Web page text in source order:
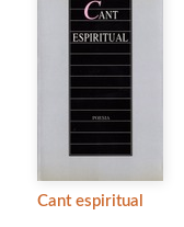
Cant espiritual